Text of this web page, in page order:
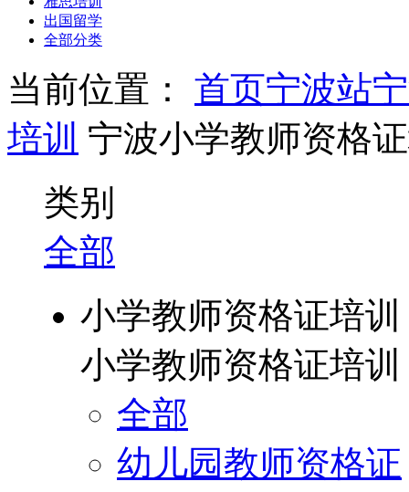
出国留学
全部分类
当前位置： 首页宁波站
培训 宁波小学教师资格
类别
全部
小学教师资格证培训
小学教师资格证培训
全部
幼儿园教师资格证